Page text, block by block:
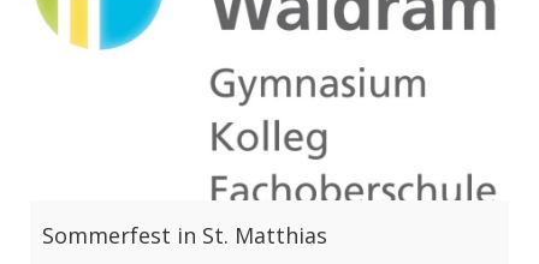
Sommerfest in St. Matthias